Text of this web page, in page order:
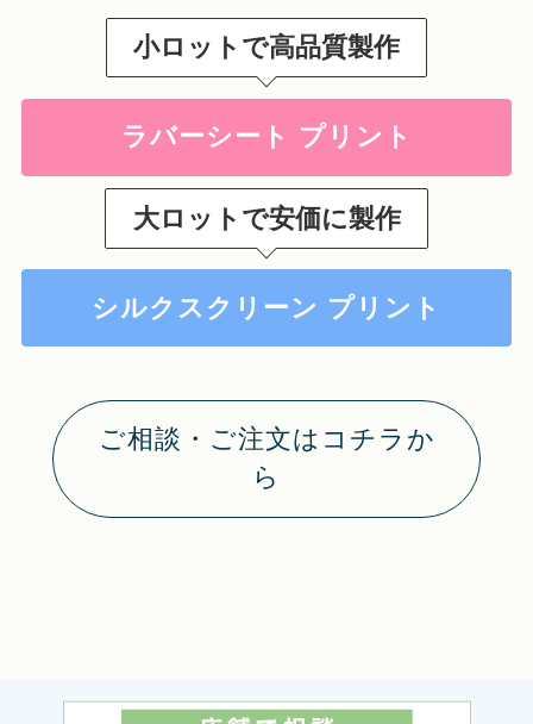
小ロットで高品質製作
ラバーシート プリント
大ロットで安価に製作
シルクスクリーン プリント
ご相談・ご注文はコチラか
ら